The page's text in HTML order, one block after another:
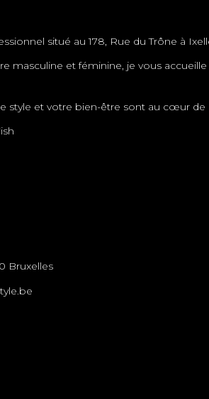
situé au 178, Rue du Trône à
masculine et féminine, je vous
style et votre bien-être sont au cœur
Bruxelles